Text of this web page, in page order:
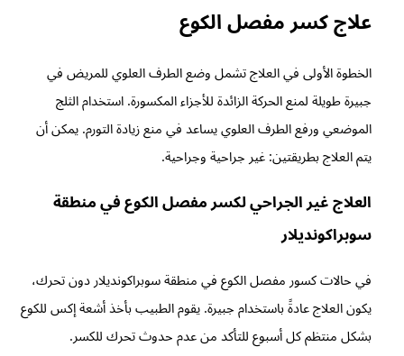
علاج كسر مفصل الكوع
الخطوة الأولى في العلاج تشمل وضع الطرف العلوي للمريض في
جبيرة طويلة لمنع الحركة الزائدة للأجزاء المكسورة. استخدام الثلج
الموضعي ورفع الطرف العلوي يساعد في منع زيادة التورم. يمكن أن
يتم العلاج بطريقتين: غير جراحية وجراحية.
العلاج غير الجراحي لكسر مفصل الكوع في منطقة
سوبراكونديلار
في حالات كسور مفصل الكوع في منطقة سوبراكونديلار دون تحرك،
يكون العلاج عادةً باستخدام جبيرة. يقوم الطبيب بأخذ أشعة إكس للكوع
بشكل منتظم كل أسبوع للتأكد من عدم حدوث تحرك للكسر.